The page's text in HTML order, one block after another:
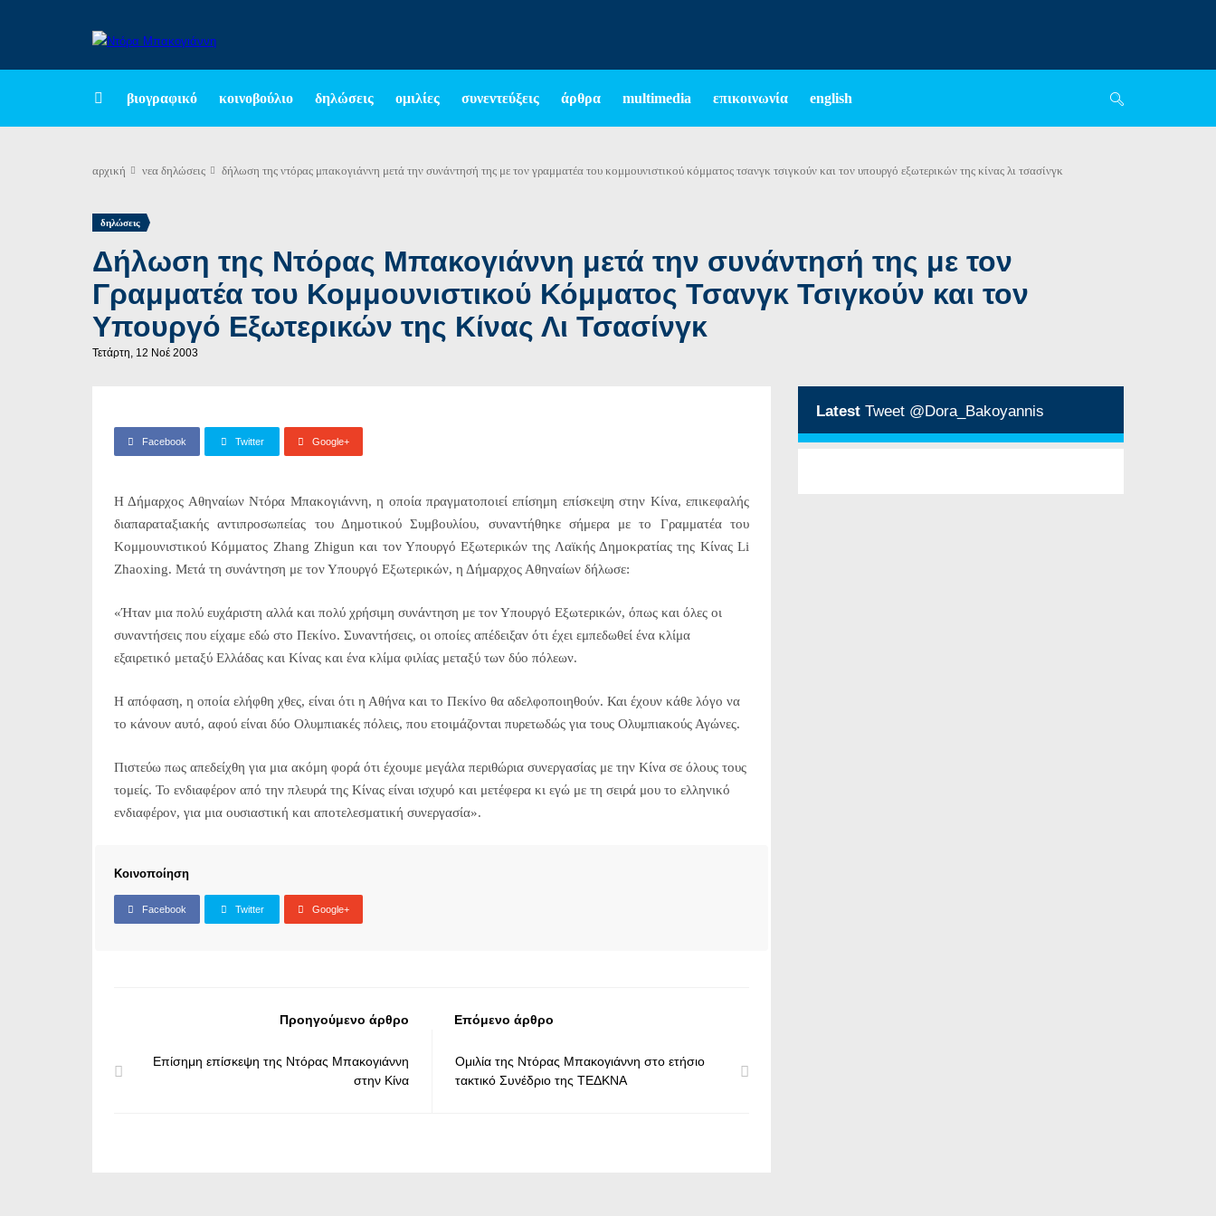
βιογραφικό κοινοβούλιο δηλώσεις ομιλίες συνεντεύξεις άρθρα multimedia επικοινωνία english
αρχική νεα δηλώσεις δήλωση της ντόρας μπακογιάννη μετά την συνάντησή της με τον γραμματέα του κομμουνιστικού κόμματος τσανγκ τσιγκούν και τον υπουργό εξωτερικών της κίνας λι τσασίνγκ
δηλώσεις
Δήλωση της Ντόρας Μπακογιάννη μετά την συνάντησή της με τον
Γραμματέα του Κομμουνιστικού Κόμματος Τσανγκ Τσιγκούν και τον
Υπουργό Εξωτερικών της Κίνας Λι Τσασίνγκ
Τετάρτη, 12 Νοέ 2003
Facebook Twitter Google+
Η Δήμαρχος Αθηναίων Ντόρα Μπακογιάννη, η οποία πραγματοποιεί επίσημη επίσκεψη στην Κίνα, επικεφαλής
διαπαραταξιακής αντιπροσωπείας του Δημοτικού Συμβουλίου, συναντήθηκε σήμερα με το Γραμματέα του
Κομμουνιστικού Κόμματος Zhang Zhigun και τον Υπουργό Εξωτερικών της Λαϊκής Δημοκρατίας της Κίνας Li
Zhaoxing. Μετά τη συνάντηση με τον Υπουργό Εξωτερικών, η Δήμαρχος Αθηναίων δήλωσε:
«Ήταν μια πολύ ευχάριστη αλλά και πολύ χρήσιμη συνάντηση με τον Υπουργό Εξωτερικών, όπως και όλες οι
συναντήσεις που είχαμε εδώ στο Πεκίνο. Συναντήσεις, οι οποίες απέδειξαν ότι έχει εμπεδωθεί ένα κλίμα
εξαιρετικό μεταξύ Ελλάδας και Κίνας και ένα κλίμα φιλίας μεταξύ των δύο πόλεων.
Η απόφαση, η οποία ελήφθη χθες, είναι ότι η Αθήνα και το Πεκίνο θα αδελφοποιηθούν. Και έχουν κάθε λόγο να
το κάνουν αυτό, αφού είναι δύο Ολυμπιακές πόλεις, που ετοιμάζονται πυρετωδώς για τους Ολυμπιακούς Αγώνες.
Πιστεύω πως απεδείχθη για μια ακόμη φορά ότι έχουμε μεγάλα περιθώρια συνεργασίας με την Κίνα σε όλους τους
τομείς. Το ενδιαφέρον από την πλευρά της Κίνας είναι ισχυρό και μετέφερα κι εγώ με τη σειρά μου το ελληνικό
ενδιαφέρον, για μια ουσιαστική και αποτελεσματική συνεργασία».
Κοινοποίηση
Facebook Twitter Google+
Προηγούμενο άρθρο
Επίσημη επίσκεψη της Ντόρας Μπακογιάννη
στην Κίνα
Επόμενο άρθρο
Ομιλία της Ντόρας Μπακογιάννη στο ετήσιο
τακτικό Συνέδριο της ΤΕΔΚΝΑ
Latest Tweet @Dora_Bakoyannis